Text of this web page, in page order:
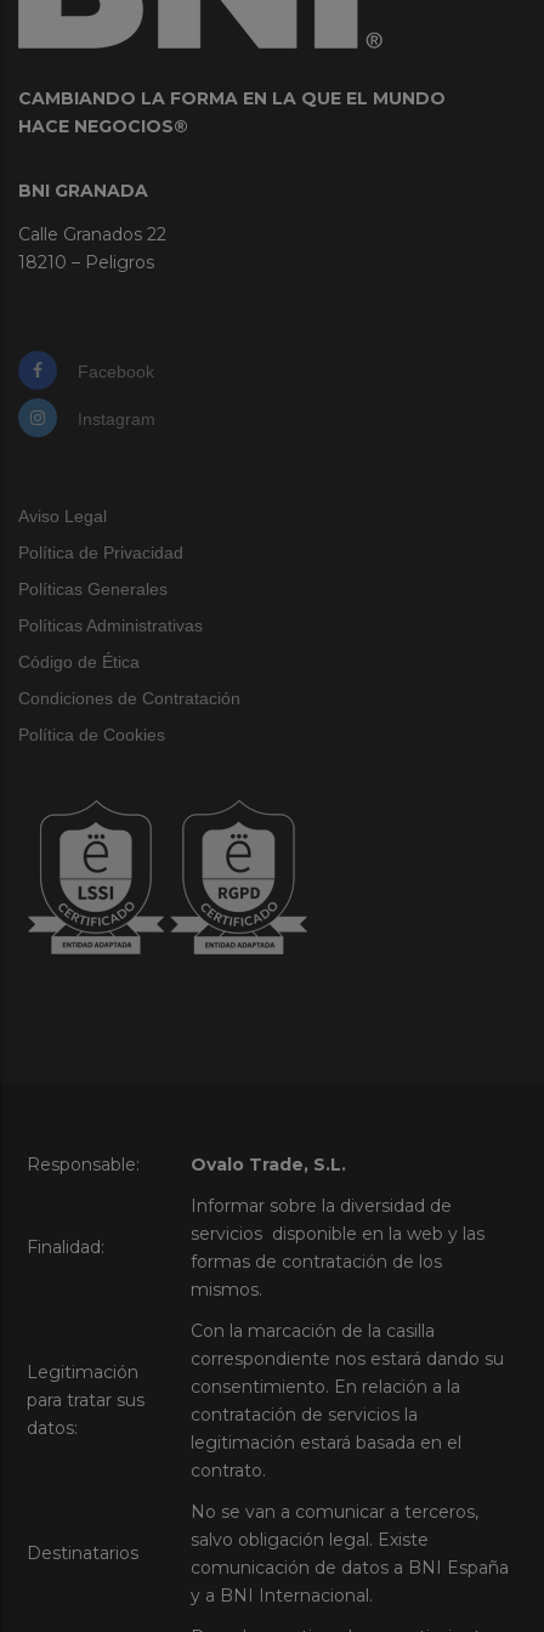
CAMBIANDO LA FORMA EN LA QUE EL MUNDO
HACE NEGOCIOS®
BNI GRANADA
Calle Granados 22
18210 – Peligros
Facebook
Instagram
Aviso Legal
Política de Privacidad
Políticas Generales
Políticas Administrativas
Código de Ética
Condiciones de Contratación
Política de Cookies
Responsable: Ovalo Trade, S.L.
Finalidad:
Informar sobre la diversidad de
servicios disponible en la web y las
formas de contratación de los
mismos.
Legitimación
para tratar sus
datos:
Con la marcación de la casilla
correspondiente nos estará dando su
consentimiento. En relación a la
contratación de servicios la
legitimación estará basada en el
contrato.
Destinatarios
No se van a comunicar a terceros,
salvo obligación legal. Existe
comunicación de datos a BNI España
y a BNI Internacional.